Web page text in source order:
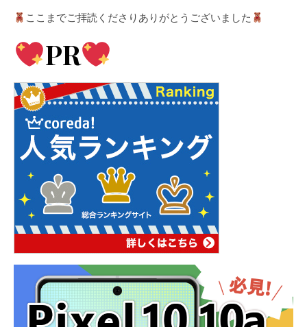
ここまでご拝読くださりありがとうございました
PR